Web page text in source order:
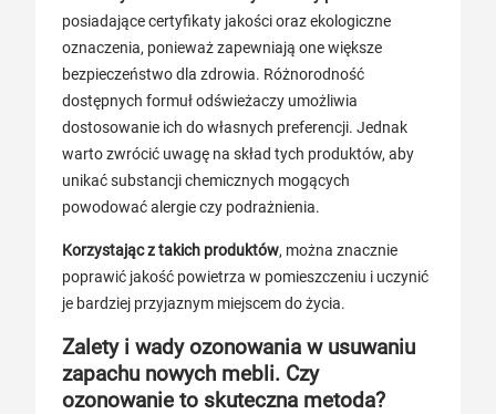
posiadające certyfikaty jakości oraz ekologiczne
oznaczenia, ponieważ zapewniają one większe
bezpieczeństwo dla zdrowia. Różnorodność
dostępnych formuł odświeżaczy umożliwia
dostosowanie ich do własnych preferencji. Jednak
warto zwrócić uwagę na skład tych produktów, aby
unikać substancji chemicznych mogących
powodować alergie czy podrażnienia.
Korzystając z takich produktów, można znacznie
poprawić jakość powietrza w pomieszczeniu i uczynić
je bardziej przyjaznym miejscem do życia.
Zalety i wady ozonowania w usuwaniu
zapachu nowych mebli. Czy
ozonowanie to skuteczna metoda?